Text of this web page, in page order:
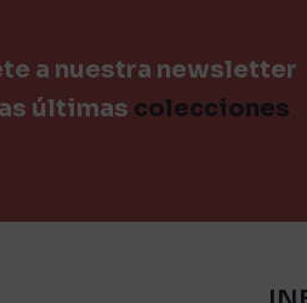
a nuestra newsletter
últimas colecciones